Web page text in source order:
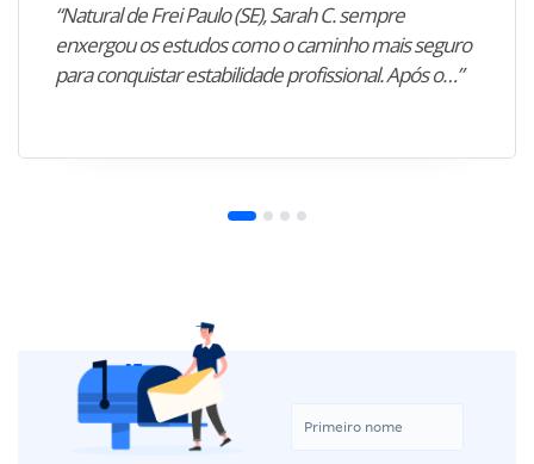
“Natural de Frei Paulo (SE), Sarah C. sempre
enxergou os estudos como o caminho mais seguro
para conquistar estabilidade profissional. Após o…”